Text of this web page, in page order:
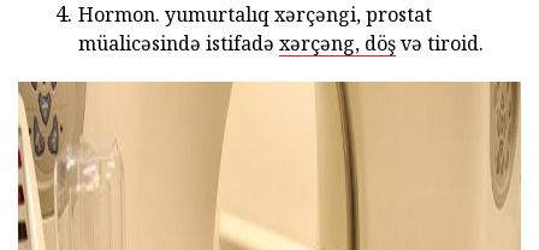
Hormon. yumurtalıq xərçəngi, prostat
müalicəsində istifadə xərçəng, döşvə tiroid.